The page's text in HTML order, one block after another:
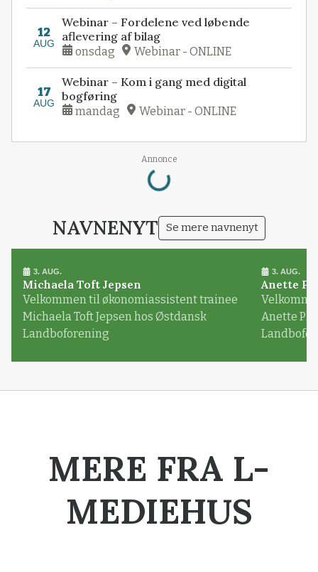
12
AUG
Webinar – Fordelene ved løbende
aflevering af bilag
onsdag Webinar - ONLINE
17
AUG
Webinar – Kom i gang med digital
bogføring
mandag Webinar - ONLINE
Annonce
Loading...
NAVNENYT Se mere navnenyt
3. AUG.
Michaela Toft Jepsen
Velkommen til økonomiassistent trainee
Michaela Toft Jepsen hos Østdansk
Landboforening
3. AUG.
Anette
Anette
MERE FRA L-
MEDIEHUS